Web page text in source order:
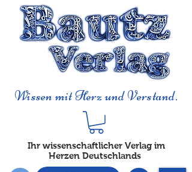
Wissen mit Herz und Verstand.
Ihr wissenschaftlicher Verlag im
Herzen Deutschlands